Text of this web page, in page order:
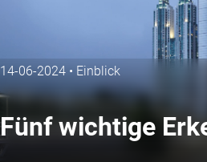
14-06-2024 • Einblick
Fünf wichtige